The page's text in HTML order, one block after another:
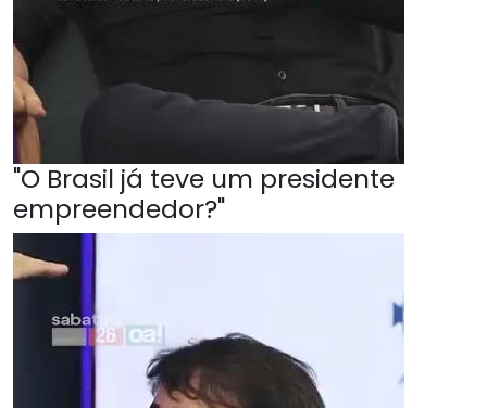
"O Brasil já teve um presidente
empreendedor?"